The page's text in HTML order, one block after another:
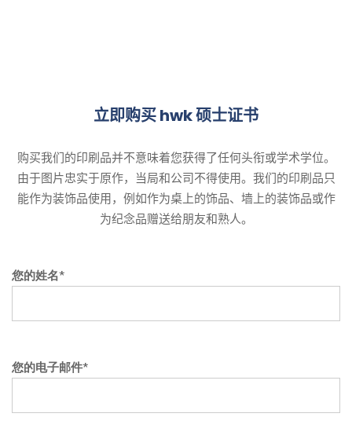
立即购买 hwk 硕士证书
购买我们的印刷品并不意味着您获得了任何头衔或学术学位。
由于图片忠实于原作，当局和公司不得使用。我们的印刷品只
能作为装饰品使用，例如作为桌上的饰品、墙上的装饰品或作
为纪念品赠送给朋友和熟人。
您的姓名*
您的电子邮件*